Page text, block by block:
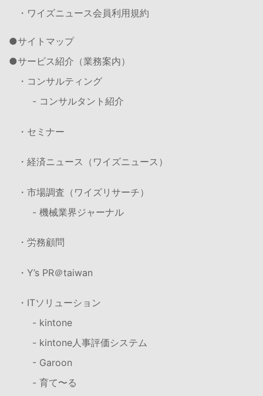
・ワイズニュース会員利用規約
サイトマップ
サービス紹介（業務案内）
・コンサルティング
- コンサルタント紹介
・セミナー
・経済ニュース（ワイズニュース）
・市場調査（ワイズリサーチ）
- 機械業界ジャーナル
・労務顧問
・Y’s PR＠taiwan
・ITソリューション
- kintone
- kintone人事評価システム
- Garoon
- 育て〜る